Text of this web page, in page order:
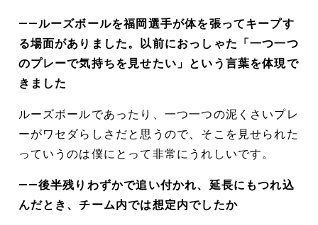
――ルーズボールを福岡選手が体を張ってキープす
る場面がありました。以前におっしゃた「一つ一つ
のプレーで気持ちを見せたい」という言葉を体現で
きました
ルーズボールであったり、一つ一つの泥くさいプレ
ーがワセダらしさだと思うので、そこを見せられた
っていうのは僕にとって非常にうれしいです。
――後半残りわずかで追い付かれ、延長にもつれ込
んだとき、チーム内では想定内でしたか